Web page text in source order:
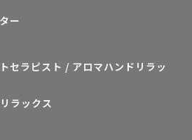
ー
セラピスト / アロマハンドリラッ
ラックス